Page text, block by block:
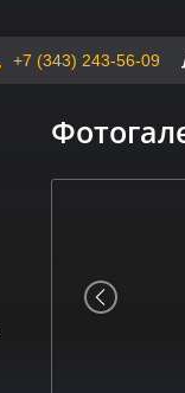
+7 (343) 243-56-09